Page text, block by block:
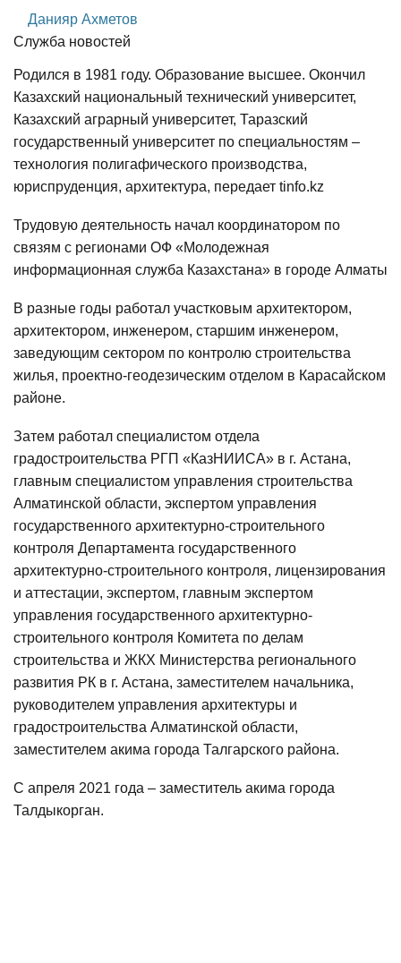
Данияр Ахметов
Служба новостей
Родился в 1981 году. Образование высшее. Окончил
Казахский национальный технический университет,
Казахский аграрный университет, Таразский
государственный университет по специальностям –
технология полигафического производства,
юриспруденция, архитектура, передает tinfo.kz
Трудовую деятельность начал координатором по
связям с регионами ОФ «Молодежная
информационная служба Казахстана» в городе Алматы
В разные годы работал участковым архитектором,
архитектором, инженером, старшим инженером,
заведующим сектором по контролю строительства
жилья, проектно-геодезическим отделом в Карасайском
районе.
Затем работал специалистом отдела
градостроительства РГП «КазНИИСА» в г. Астана,
главным специалистом управления строительства
Алматинской области, экспертом управления
государственного архитектурно-строительного
контроля Департамента государственного
архитектурно-строительного контроля, лицензирования
и аттестации, экспертом, главным экспертом
управления государственного архитектурно-
строительного контроля Комитета по делам
строительства и ЖКХ Министерства регионального
развития РК в г. Астана, заместителем начальника,
руководителем управления архитектуры и
градостроительства Алматинской области,
заместителем акима города Талгарского района.
С апреля 2021 года – заместитель акима города
Талдыкорган.